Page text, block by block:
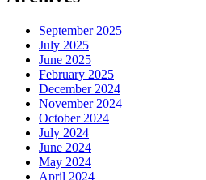
September 2025
July 2025
June 2025
February 2025
December 2024
November 2024
October 2024
July 2024
June 2024
May 2024
April 2024